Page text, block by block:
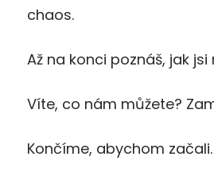
chaos.
Až na konci poznáš, jak
Víte, co nám můžete?
Končíme, abychom začali.